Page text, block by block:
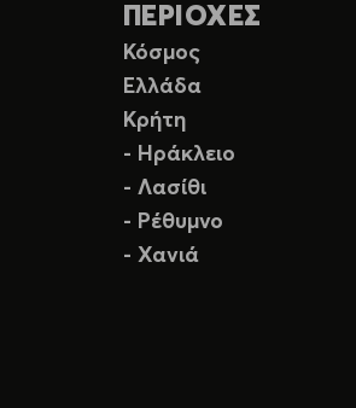
ΠΕΡΙΟΧΕΣ
Κόσμος
Ελλάδα
Κρήτη
- Ηράκλειο
- Λασίθι
- Ρέθυμνο
- Χανιά